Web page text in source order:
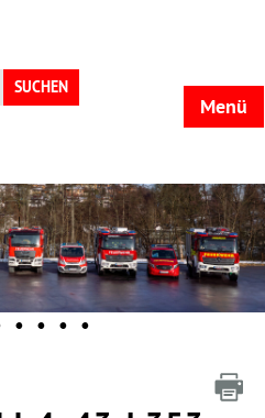
Suchen
nach:
Menü